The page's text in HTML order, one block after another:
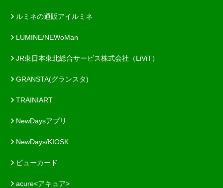
ルミネの通販アイルミネ
LUMINE/NEWoMan
JR東日本東北総合サービス株式会社（LiViT）
GRANSTA(グランスタ)
TRAINIART
NewDaysアプリ
NewDays/KIOSK
ビューカード
acure<アキュア>